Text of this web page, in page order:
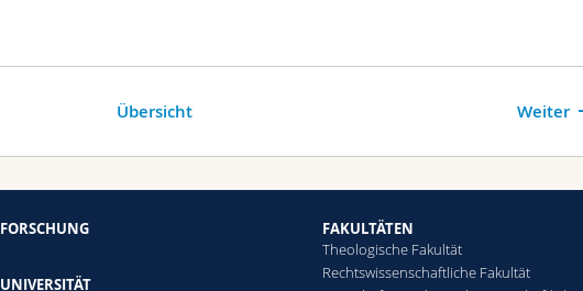
Weiter
Übersicht
FORSCHUNG
UNIVERSITÄT
FAKULTÄTEN
Theologische Fakultät
Rechtswissenschaftliche Fakultät